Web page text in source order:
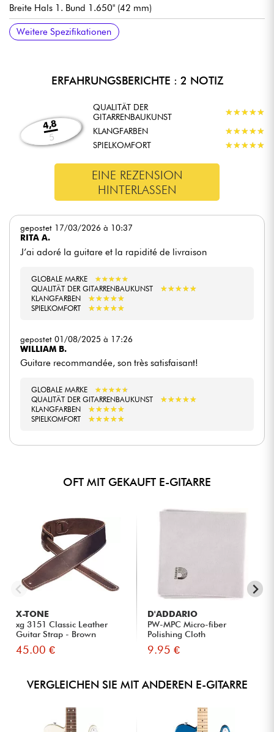
Breite Hals 1. Bund 1.650" (42 mm)
Single-coil Tonabnehmer Fender Standard Series
(Keramikmagnete)
Allgemeine Lautstärke
Allgemeiner Ton
Tonabnehmerwahlschalter mit 3 Positionen
Fender String-through-body Tele bridge with satin chrome
saddles Steg (fest, durchgehende Saiten)
Fender Standard stimmmechaniken
Hochglanz Polyester Korpus Finish
Hals Urethan Satin Finish
Empfohlene Saitenstärken (Standard-Tuning): 9.42, 9.46
Weitere Spezifikationen
ERFAHRUNGSBERICHTE : 2 NOTIZ
4,8
5
QUALITÄT DER
GITARRENBAUKUNST
★★★★★
★★★★★
KLANGFARBEN
★★★★★
★★★★★
SPIELKOMFORT
★★★★★
★★★★★
EINE REZENSION
HINTERLASSEN
gepostet 17/03/2026 à 10:37
RITA A.
J’ai adoré la guitare et la rapidité de livraison
GLOBALE MARKE ★★★★★
★★★★★
QUALITÄT DER GITARRENBAUKUNST
★★★★★
★★★★★
KLANGFARBEN ★★★★★
★★★★★
SPIELKOMFORT ★★★★★
★★★★★
gepostet 01/08/2025 à 17:26
WILLIAM B.
Guitare recommandée, son très satisfaisant!
GLOBALE MARKE ★★★★★
★★★★★
QUALITÄT DER GITARRENBAUKUNST
★★★★★
★★★★★
KLANGFARBEN ★★★★★
★★★★★
SPIELKOMFORT ★★★★★
★★★★★
OFT MIT GEKAUFT E-GITARRE
X-TONE
xg 3151 Classic Leather
Guitar Strap - Brown
45.00 €
D'ADDARIO
PW-MPC Micro-fiber
Polishing Cloth
9.95 €
VERGLEICHEN SIE MIT ANDEREN E-GITARRE